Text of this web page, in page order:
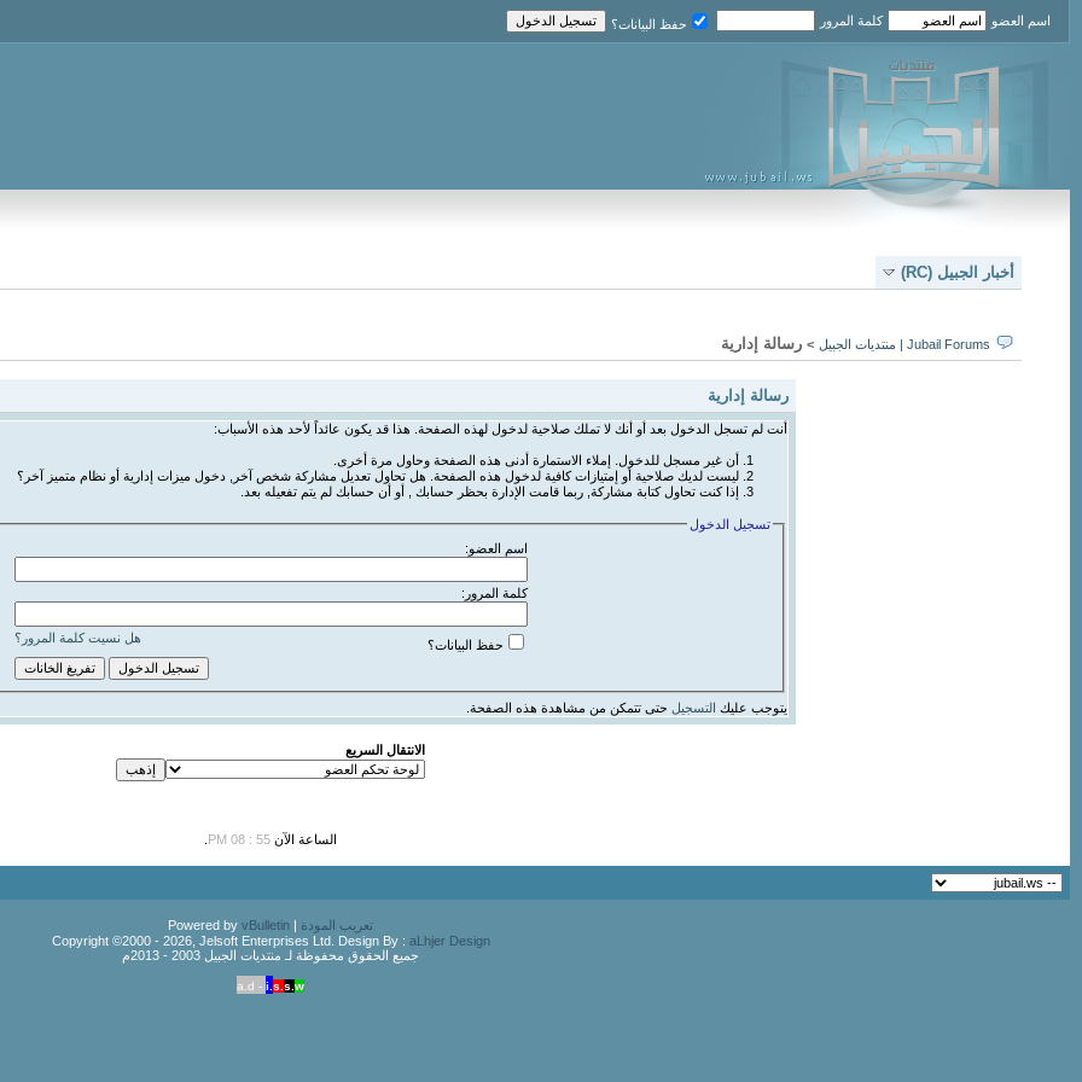
اسم العضو كلمة المرور حفظ البيانات؟
أخبار الجبيل (RC)
Jubail Forums | منتديات الجبيل > رسالة إدارية
رسالة إدارية
أنت لم تسجل الدخول بعد أو أنك لا تملك صلاحية لدخول لهذه الصفحة. هذا قد يكون عائداً لأحد هذه الأسباب:
أن غير مسجل للدخول. إملاء الاستمارة أدنى هذه الصفحة وحاول مرة أخرى.
ليست لديك صلاحية أو إمتيازات كافية لدخول هذه الصفحة. هل تحاول تعديل مشاركة شخص آخر, دخول ميزات إدارية أو نظام متميز آخر؟
إذا كنت تحاول كتابة مشاركة, ربما قامت الإدارة بحظر حسابك , أو أن حسابك لم يتم تفعيله بعد.
تسجيل الدخول
اسم العضو:
كلمة المرور:
هل نسيت كلمة المرور؟ حفظ البيانات؟
يتوجب عليك التسجيل حتى تتمكن من مشاهدة هذه الصفحة.
الانتقال السريع
الساعة الآن 55 : 08 PM
تعريب المودة | Powered by
vBulletin
Copyright ©2000 - 2026, Jelsoft Enterprises Ltd. Design By : aLhjer Design
جميع الحقوق محفوظة لـ منتديات الجبيل 2003 - 2013م
a.d - i.s.s.w